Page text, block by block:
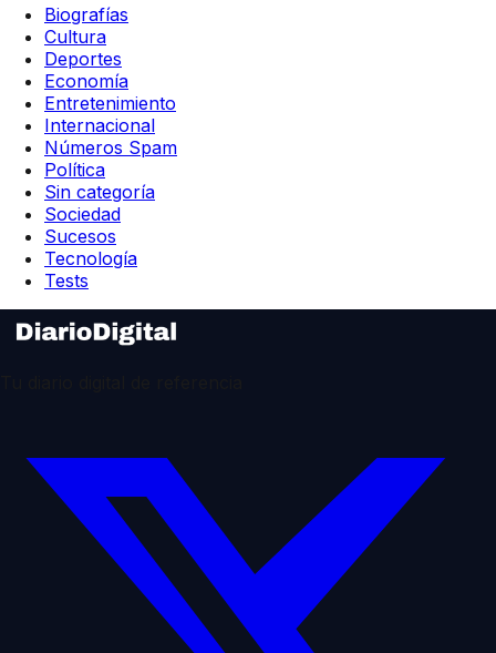
Biografías
Cultura
Deportes
Economía
Entretenimiento
Internacional
Números Spam
Política
Sin categoría
Sociedad
Sucesos
Tecnología
Tests